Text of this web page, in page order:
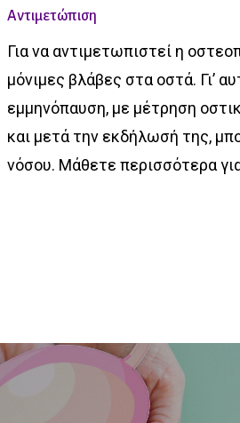
Αντιμετώπιση
Για να αντιμετωπιστεί η
μόνιμες βλάβες στα οστά. Γι’
εμμηνόπαυση, με μέτρηση
και μετά την εκδήλωσή της,
νόσου. Μάθετε περισσότερα